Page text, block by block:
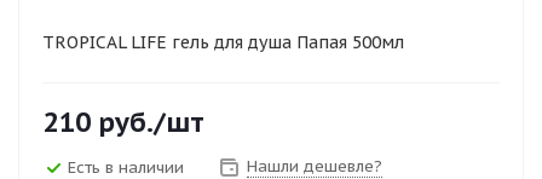
TROPICAL LIFE гель для душа Папая 500мл
210 руб./шт
Есть в наличии Нашли дешевле?